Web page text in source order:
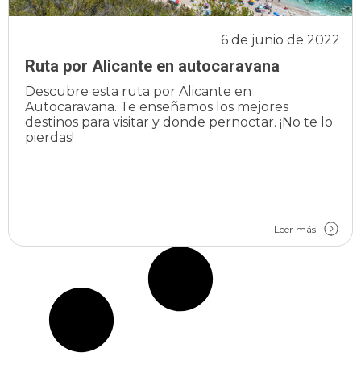
Ruta por Alicante en autocaravana
6 de junio de 2022
Descubre esta ruta por Alicante en
Autocaravana. Te enseñamos los mejores
destinos para visitar y donde pernoctar. ¡No te lo
pierdas!
Leer más